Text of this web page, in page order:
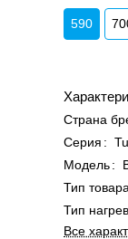
590
Страна
Серия :
Модель:
Тип
Тип
Все